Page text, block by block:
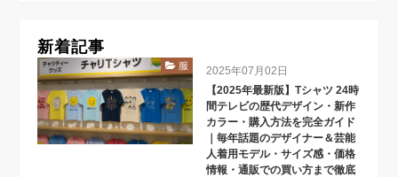
新着記事
服
2025年07月02日
【2025年最新版】Tシャツ 24時
間テレビの歴代デザイン・新作
カラー・購入方法を完全ガイド
｜毎年話題のデザイナー＆芸能
人着用モデル・サイズ感・価格
情報・通販での買い方まで徹底